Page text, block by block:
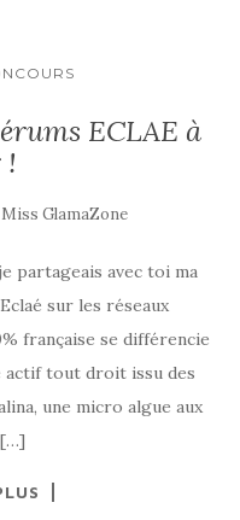
ECLAE à
!
Miss GlamaZone
partageais avec toi ma
sur les réseaux
française se différencie
actif tout droit issu des
une micro algue aux